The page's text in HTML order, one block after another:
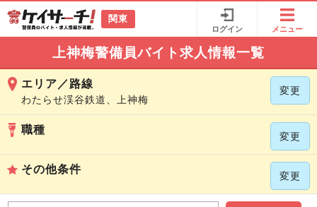
関東
ログイン メニュー
上神梅警備員バイト求人情報一覧
エリア／路線
わたらせ渓谷鉄道、上神梅
変更
職種
変更
その他条件
変更